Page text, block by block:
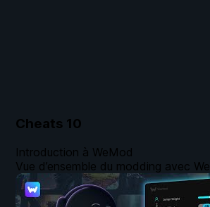
Cheats 10
Introduction à WeMod
Vue d’ensemble du modding avec